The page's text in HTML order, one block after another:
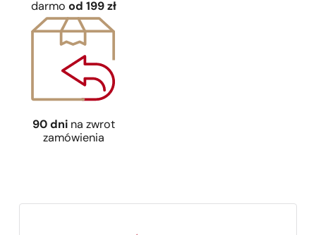
darmo od 199 zł
90 dnina zwrot
zamówienia